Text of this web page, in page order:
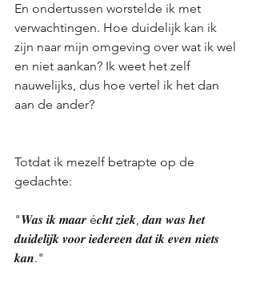
En ondertussen worstelde ik met
verwachtingen. Hoe duidelijk kan ik
zijn naar mijn omgeving over wat ik wel
en niet aankan? Ik weet het zelf
nauwelijks, dus hoe vertel ik het dan
aan de ander?
Totdat ik mezelf betrapte op de
gedachte:
"𝑾𝒂𝒔 𝒊𝒌 𝒎𝒂𝒂𝒓 é𝒄𝒉𝒕 𝒛𝒊𝒆𝒌, 𝒅𝒂𝒏 𝒘𝒂𝒔 𝒉𝒆𝒕
𝒅𝒖𝒊𝒅𝒆𝒍𝒊𝒋𝒌 𝒗𝒐𝒐𝒓 𝒊𝒆𝒅𝒆𝒓𝒆𝒆𝒏 𝒅𝒂𝒕 𝒊𝒌 𝒆𝒗𝒆𝒏 𝒏𝒊𝒆𝒕𝒔
𝒌𝒂𝒏."